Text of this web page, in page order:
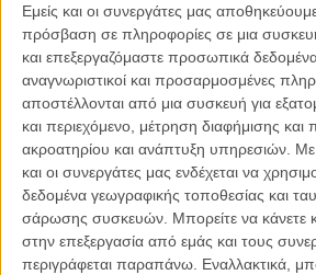
Εμείς και οι συνεργάτες μας
πρόσβαση σε πληροφορίες σε μια
και επεξεργαζόμαστε προσωπικά
αναγνωριστικοί και προσαρμοσμένες
αποστέλλονται από μια συσκευή για
και περιεχόμενο, μέτρηση διαφήμισης και
ακροατηρίου και ανάπτυξη υπηρεσιών. Με
και οι συνεργάτες μας ενδέχεται να
δεδομένα γεωγραφικής τοποθεσίας και
σάρωσης συσκευών. Μπορείτε να κάνετε
στην επεξεργασία από εμάς και τους
περιγράφεται παραπάνω. Εναλλακτικά,
σκληρών περιπετειών για άνδρες (βλ.
«Bronson»), αλλά επειδή τα φαινόμενα
διαφημιστικά που γύρισε για λογαριασμό
Saint Laurent αντίστοιχα αποδεικνύουν το
Με πρωταγωνίστριες την Μπλέικ Λάιβλι και
αντίστοιχα, τα δύο διαφημιστικά (με σαφώς
«Manifesto» για τον Yves Saint Laurent)
κοφτερή ματιά του Ρεφν, αλλά κυρίως στα
που - μεταξύ μας - βάζουν κάτω όλους τους
κόσμου μαζί!